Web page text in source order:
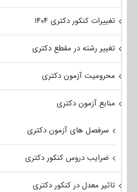
تغییرات کنکور دکتری ۱۴۰۴
تغییر رشته در مقطع دکتری
محرومیت آزمون دکتری
منابع آزمون دکتری
سرفصل های آزمون دکتری
ضرایب دروس کنکور دکتری
تاثیر معدل در کنکور دکتری